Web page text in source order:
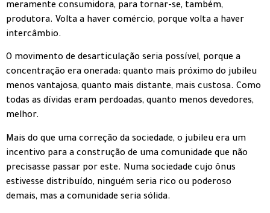
meramente consumidora, para tornar-se, também,
produtora. Volta a haver comércio, porque volta a haver
intercâmbio.
O movimento de desarticulação seria possível, porque a
concentração era onerada: quanto mais próximo do jubileu
menos vantajosa, quanto mais distante, mais custosa. Como
todas as dívidas eram perdoadas, quanto menos devedores,
melhor.
Mais do que uma correção da sociedade, o jubileu era um
incentivo para a construção de uma comunidade que não
precisasse passar por este. Numa sociedade cujo ônus
estivesse distribuído, ninguém seria rico ou poderoso
demais, mas a comunidade seria sólida.